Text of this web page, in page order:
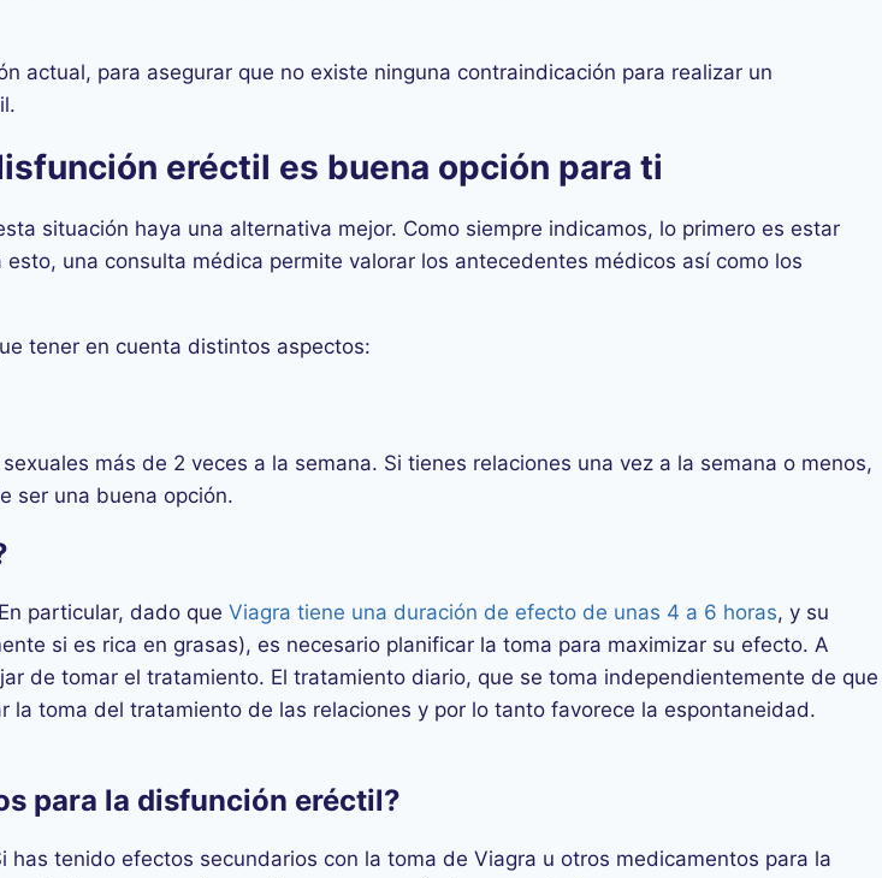
actual, para asegurar que no existe ninguna contraindicación para realizar un
eréctil es buena opción para ti
situación haya una alternativa mejor. Como siempre indicamos, lo primero es estar
una consulta médica permite valorar los antecedentes médicos así como los
tener en cuenta distintos aspectos:
más de 2 veces a la semana. Si tienes relaciones una vez a la semana o menos,
ser una buena opción.
particular, dado que Viagra tiene una duración de efecto de unas 4 a 6 horas, y su
si es rica en grasas), es necesario planificar la toma para maximizar su efecto. A
de tomar el tratamiento. El tratamiento diario, que se toma independientemente de que
toma del tratamiento de las relaciones y por lo tanto favorece la espontaneidad.
para la disfunción eréctil?
tenido efectos secundarios con la toma de Viagra u otros medicamentos para la